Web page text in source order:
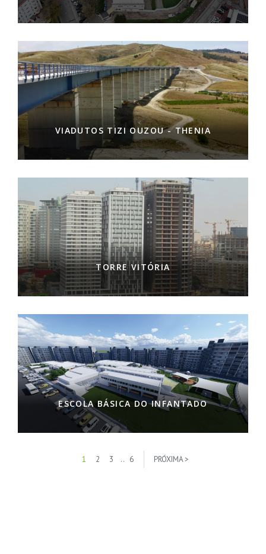
VIADUTOS TIZI OUZOU - THENIA
TORRE VITÓRIA
ESCOLA BÁSICA DO INFANTADO
1 2 3 .. 6 PRÓXIMA >